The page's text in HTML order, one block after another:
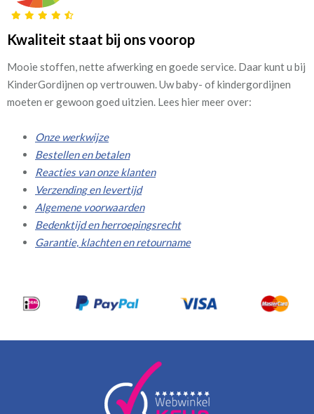
Kwaliteit staat bij ons voorop
Mooie stoffen, nette afwerking en goede service. Daar kunt u bij
KinderGordijnen op vertrouwen. Uw baby- of kindergordijnen
moeten er gewoon goed uitzien. Lees hier meer over:
Onze werkwijze
Bestellen en betalen
Reacties van onze klanten
Verzending en levertijd
Algemene voorwaarden
Bedenktijd en herroepingsrecht
Garantie, klachten en retourname